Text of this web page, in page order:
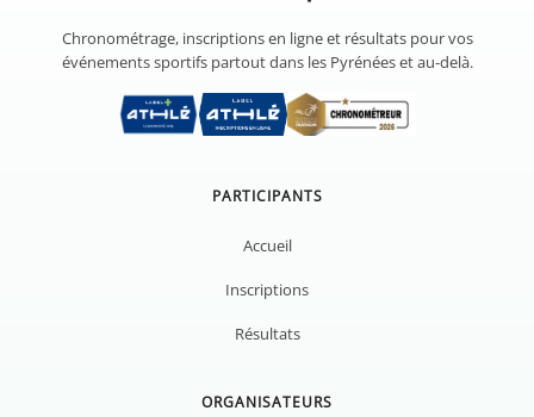
Chronométrage, inscriptions en ligne et résultats pour vos
événements sportifs partout dans les Pyrénées et au-delà.
PARTICIPANTS
Accueil
Inscriptions
Résultats
ORGANISATEURS